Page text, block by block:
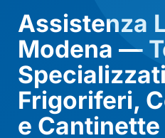
Assistenza
Modena —
Frigoriferi,
e Cantinette